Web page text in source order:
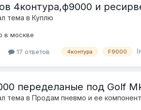
4контура,ф9000 и
тема в Куплю
в москве
17 ответов 4контура F9000
переделаные под Golf
тема в Продам пневмо и ее